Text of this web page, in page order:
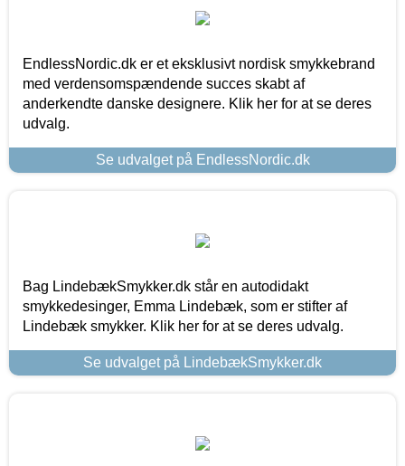
EndlessNordic.dk er et eksklusivt nordisk smykkebrand
med verdensomspændende succes skabt af
anderkendte danske designere. Klik her for at se deres
udvalg.
Se udvalget på EndlessNordic.dk
Bag LindebækSmykker.dk står en autodidakt
smykkedesinger, Emma Lindebæk, som er stifter af
Lindebæk smykker. Klik her for at se deres udvalg.
Se udvalget på LindebækSmykker.dk